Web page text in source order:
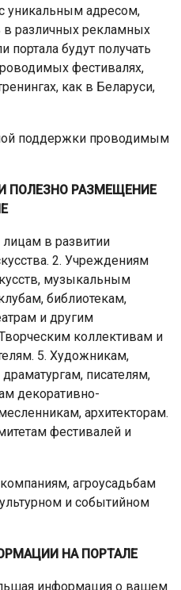
уникальным адресом,
различных рекламных
портала будут получать
фестивалях,
как в Беларуси,
поддержки проводимым
ПОЛЕЗНО РАЗМЕЩЕНИЕ
в развитии
2. Учреждениям
музыкальным
библиотекам,
и другим
коллективам и
5. Художникам,
писателям,
декоративно-
архитекторам.
фестивалей и
агроусадьбам
и событийном
НА ПОРТАЛЕ
информация о вашем